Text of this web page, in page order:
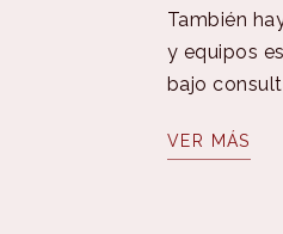
También
y equipos
bajo
VER MÁS